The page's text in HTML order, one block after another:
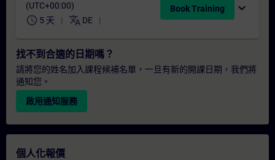
(UTC+00:00)
schedule 5 天 translate DE
Book Training expand_more
找不到合適的日期嗎？
請將您的姓名加入課程候補名單，一旦有新的開課日期，我們將
通知您。
啟用通知服務
個人化報價